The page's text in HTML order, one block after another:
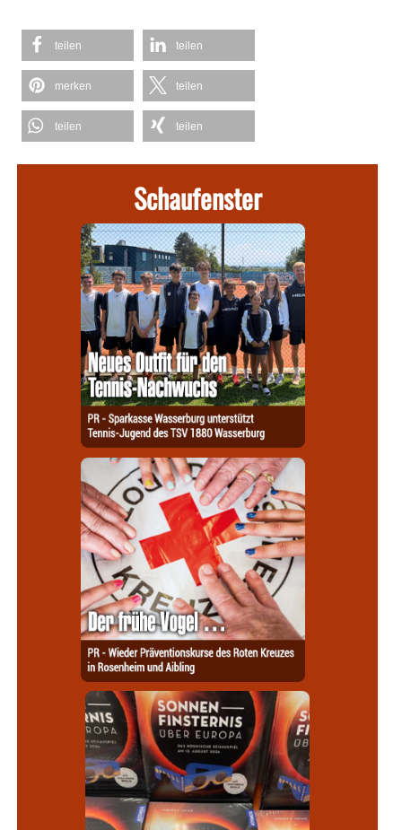
teilen teilen
merken teilen
teilen teilen
Schaufenster